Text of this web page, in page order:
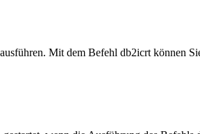
Mit dem Befehl db2icrt können